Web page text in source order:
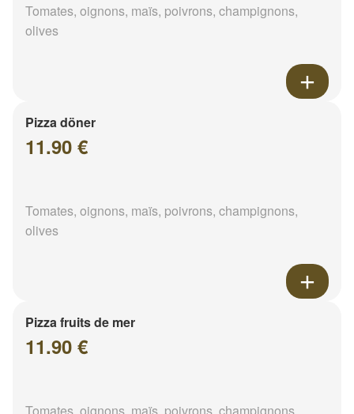
Tomates, oignons, maïs, poivrons, champignons,
olives
Pizza döner
11.90 €
Tomates, oignons, maïs, poivrons, champignons,
olives
Pizza fruits de mer
11.90 €
Tomates, oignons, maïs, poivrons, champignons,